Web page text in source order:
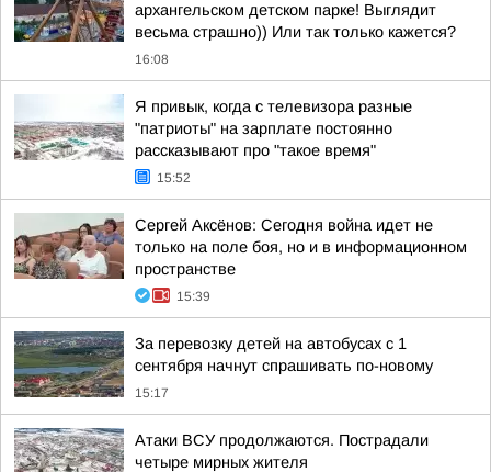
архангельском детском парке! Выглядит
весьма страшно)) Или так только кажется?
16:08
Я привык, когда с телевизора разные
"патриоты" на зарплате постоянно
рассказывают про "такое время"
15:52
Сергей Аксёнов: Сегодня война идет не
только на поле боя, но и в информационном
пространстве
15:39
За перевозку детей на автобусах с 1
сентября начнут спрашивать по-новому
15:17
Атаки ВСУ продолжаются. Пострадали
четыре мирных жителя